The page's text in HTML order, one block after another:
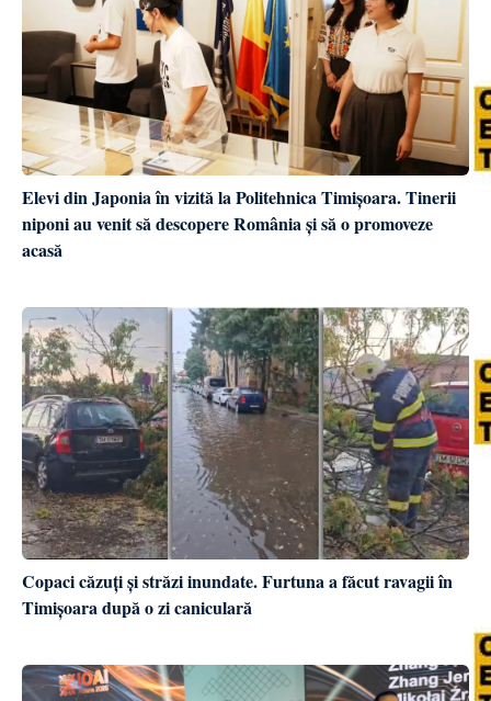
Elevi din Japonia în vizită la Politehnica Timișoara. Tinerii
niponi au venit să descopere România și să o promoveze
acasă
Copaci căzuți și străzi inundate. Furtuna a făcut ravagii în
Timișoara după o zi caniculară